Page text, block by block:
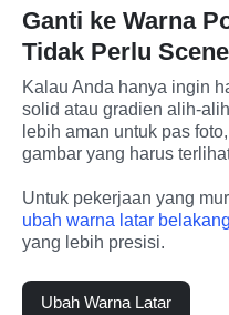
Ganti ke Warna
Tidak Perlu
Kalau Anda hanya ingin
solid atau gradien alih-
lebih aman untuk pas
gambar yang harus
ubah warna latar
yang lebih presisi.
Ubah Warna Latar